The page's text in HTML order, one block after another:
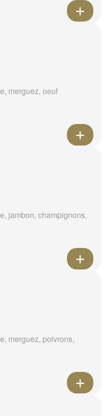
merguez, oeuf
jambon, champignons,
merguez, poivrons,